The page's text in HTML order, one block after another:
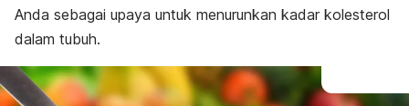
Anda sebagai upaya untuk menurunkan kadar kolesterol
dalam tubuh.